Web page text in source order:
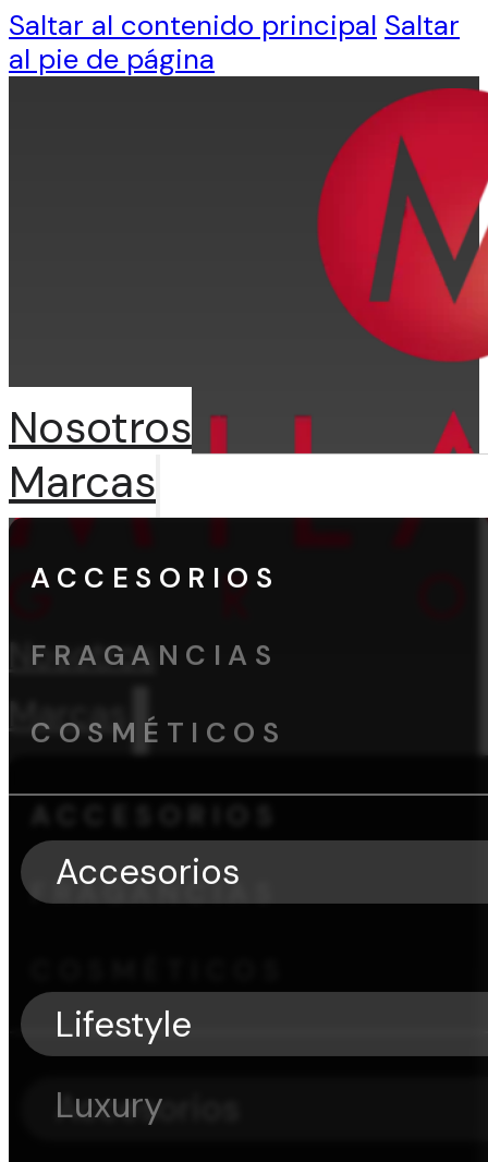
Saltar al contenido principal Saltar
al pie de página
Nosotros
Marcas
ACCESORIOS
FRAGANCIAS
Accesorios
Nosotros
Marcas
ACCESORIOS
FRAGANCIAS
COSMÉTICOS
Accesorios
Lifestyle
Luxury